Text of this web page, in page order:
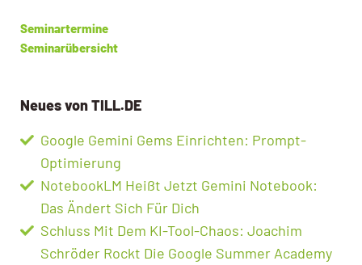
Seminartermine
Seminarübersicht
Neues von TILL.DE
Google Gemini Gems Einrichten: Prompt-
Optimierung
NotebookLM Heißt Jetzt Gemini Notebook:
Das Ändert Sich Für Dich
Schluss Mit Dem KI-Tool-Chaos: Joachim
Schröder Rockt Die Google Summer Academy